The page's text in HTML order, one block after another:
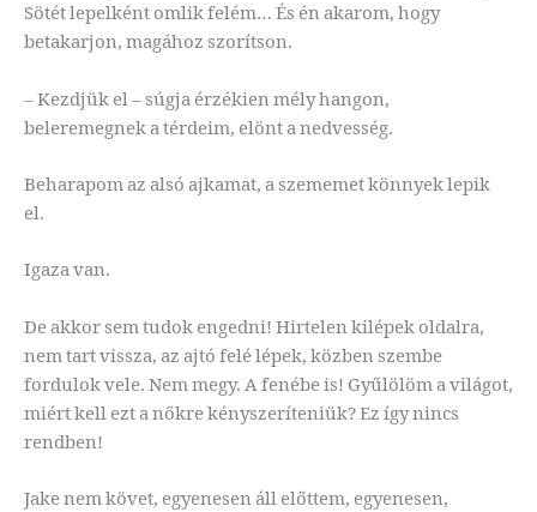
Sötét lepelként omlik felém… És én akarom, hogy
betakarjon, magához szorítson.
– Kezdjük el – súgja érzékien mély hangon,
beleremegnek a térdeim, elönt a nedvesség.
Beharapom az alsó ajkamat, a szememet könnyek lepik
el.
Igaza van.
De akkor sem tudok engedni! Hirtelen kilépek oldalra,
nem tart vissza, az ajtó felé lépek, közben szembe
fordulok vele. Nem megy. A fenébe is! Gyűlölöm a világot,
miért kell ezt a nőkre kényszeríteniük? Ez így nincs
rendben!
Jake nem követ, egyenesen áll előttem, egyenesen,